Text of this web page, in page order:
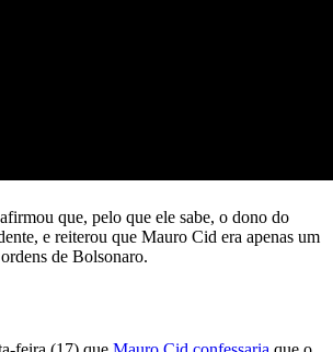
que, pelo que ele sabe, o dono do
e reiterou que Mauro Cid era apenas um
de Bolsonaro.